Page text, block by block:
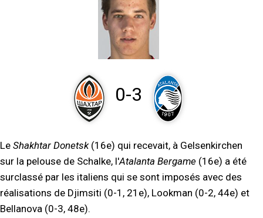
0-3
Le Shakhtar Donetsk(16e) qui recevait, à Gelsenkirchen
sur la pelouse de Schalke, l'Atalanta Bergame (16e) a été
surclassé par les italiens qui se sont imposés avec des
réalisations de Djimsiti (0-1, 21e), Lookman (0-2, 44e) et
Bellanova (0-3, 48e).